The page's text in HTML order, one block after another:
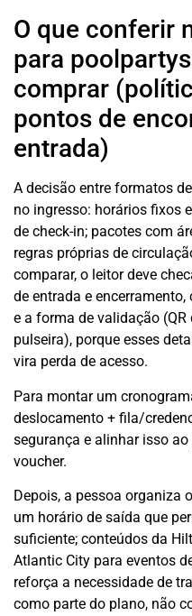
O que conferir
para
comprar
pontos de
entrada)
A decisão entre formatos
no ingresso: horários fixos
de check-in; pacotes com
regras próprias de
comparar, o leitor deve
de entrada e
e a forma de validação
pulseira), porque esses
vira perda de acesso.
Para montar um
deslocamento + fila/
segurança e alinhar isso
voucher.
Depois, a pessoa organiza
um horário de saída que
suficiente; conteúdos da
Atlantic City para eventos
reforça a necessidade de
como parte do plano, não